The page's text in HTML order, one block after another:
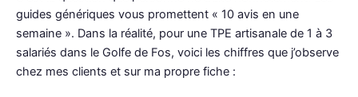
guides génériques vous promettent « 10 avis en une
semaine ». Dans la réalité, pour une TPE artisanale de 1 à 3
salariés dans le Golfe de Fos, voici les chiffres que j’observe
chez mes clients et sur ma propre fiche :